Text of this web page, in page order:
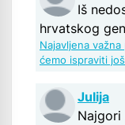
Iš
hrvatskog
Najavljena
ćemo ispraviti
Julija